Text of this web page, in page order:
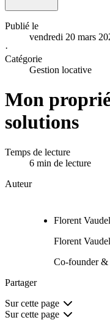
Publié le
vendredi 20 mars
·
Catégorie
Gestion locative
Mon
solutions
Temps de lecture
6 min de lecture
Auteur
Florent
Florent
Co-founder &
Partager
Sur cette page
Sur cette page